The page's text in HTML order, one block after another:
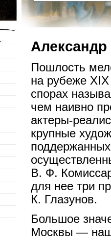
Пошлость
на рубеже
спорах
чем наивно
актеры-
крупные
В. Ф.
для нее три
К. Глазунов.
Большое
Москвы —